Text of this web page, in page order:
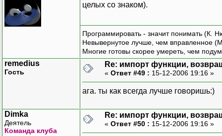
целых со знаком).
Программировать - значит понимать (К.
Невывернутое лучше, чем вправленное
Многие готовы скорее умереть, чем
remedius
Гость
Re: импорт функции,
« Ответ #49 : 15-12-2006 19:16 »
ага. ты как всегда лучше говоришь:)
Dimka
Деятель
Команда клуба
Re: импорт функции,
« Ответ #50 : 15-12-2006 19:16 »